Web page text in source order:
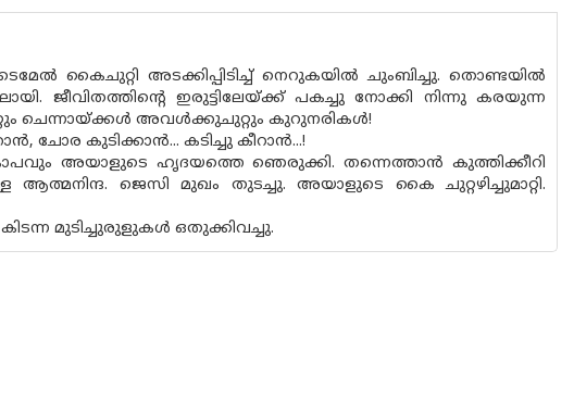
കൈചുറ്റി അടക്കിപ്പിടിച്ച് നെറുകയിൽ ചുംബിച്ചു. തൊണ്ടയിൽ
ജീവിതത്തിൻ്റെ ഇരുട്ടിലേയ്ക്ക് പകച്ചു നോക്കി നിന്നു കരയുന്ന
ചെന്നായ്ക്കൾ അവൾക്കുചുറ്റും കുറുനരികൾ!
ചോര കുടിക്കാൻ... കടിച്ചു കീറാൻ...!
അയാളുടെ ഹൃദയത്തെ ഞെരുക്കി. തന്നെത്താൻ കുത്തിക്കീറി
ജെസി മുഖം തുടച്ചു. അയാളുടെ കൈ ചുറ്റഴിച്ചുമാറ്റി.
മുടിച്ചുരുളുകൾ ഒതുക്കിവച്ചു.